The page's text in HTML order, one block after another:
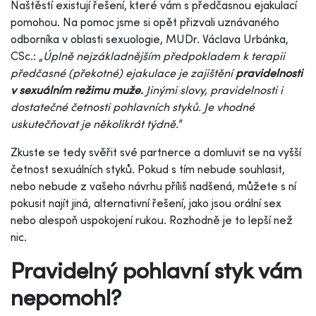
Naštěstí existují řešení, které vám s předčasnou ejakulací
pomohou. Na pomoc jsme si opět přizvali uznávaného
odborníka v oblasti sexuologie, MUDr. Václava Urbánka,
CSc.: „Úplně nejzákladnějším předpokladem k terapii
předčasné (překotné) ejakulace je zajištěnípravidelnosti
v sexuálním režimu muže. Jinými slovy, pravidelnosti i
dostatečné četnosti pohlavních styků. Je vhodné
uskutečňovat je několikrát týdně.”
Zkuste se tedy svěřit své partnerce a domluvit se na vyšší
četnost sexuálních styků. Pokud s tím nebude souhlasit,
nebo nebude z vašeho návrhu příliš nadšená, můžete s ní
pokusit najít jiná, alternativní řešení, jako jsou orální sex
nebo alespoň uspokojení rukou. Rozhodně je to lepší než
nic.
Pravidelný pohlavní styk vám
nepomohl?